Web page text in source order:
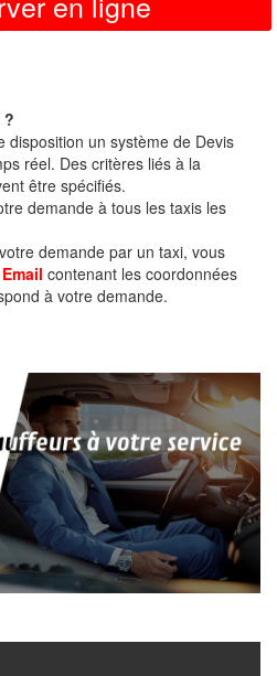
?
disposition un système de Devis
réel. Des critères liés à la
être spécifiés.
demande à tous les taxis les
demande par un taxi, vous
Email contenant les coordonnées
à votre demande.